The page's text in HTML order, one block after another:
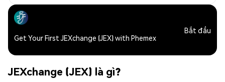
Get Your First JEXchange (JEX) with Phemex
Bắt đầu
JEXchange (JEX) là gì?